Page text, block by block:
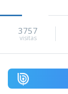
3757
visitas